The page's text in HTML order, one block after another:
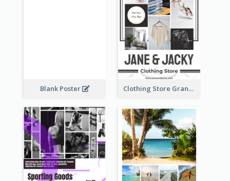
Blank Poster Clothing Store Grand Opening Poster